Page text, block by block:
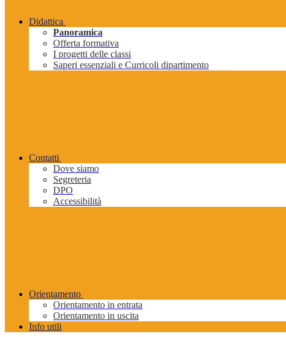
Didattica
Panoramica
Offerta formativa
I progetti delle classi
Saperi essenziali e Curricoli dipartimento
Contatti
Dove siamo
Segreteria
DPO
Accessibilità
Orientamento
Orientamento in entrata
Orientamento in uscita
Info utili